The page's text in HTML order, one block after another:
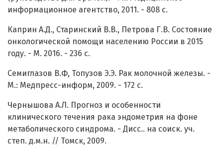
информационное агентство, 2011. - 808 с.
Каприн А.Д., Старинский В.В., Петрова Г.В. Состояние
онкологической помощи населению России в 2015
году. - М. 2016. - 236 с.
Семиглазов В.Ф, Топузов Э.Э. Рак молочной железы. -
М.: Медпресс-информ, 2009. - 172 с.
Чернышова А.Л. Прогноз и особенности
клинического течения рака эндометрия на фоне
метаболического синдрома. - Дисс.. на соиск. уч.
степ. д.м.н. // Томск, 2009.